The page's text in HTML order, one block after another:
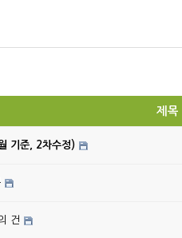
제목
기준, 2차수정)
건